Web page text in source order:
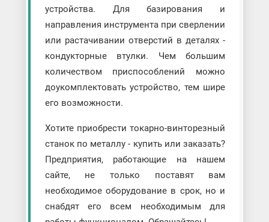
устройства. Для базирования и
направления инструмента при сверлении
или растачивании отверстий в деталях -
кондукторные втулки. Чем большим
количеством приспособлений можно
доукомплектовать устройство, тем шире
его возможности.
Хотите приобрести токарно-винторезный
станок по металлу - купить или заказать?
Предприятия, работающие на нашем
сайте, не только поставят вам
необходимое оборудование в срок, но и
снабдят его всем необходимым для